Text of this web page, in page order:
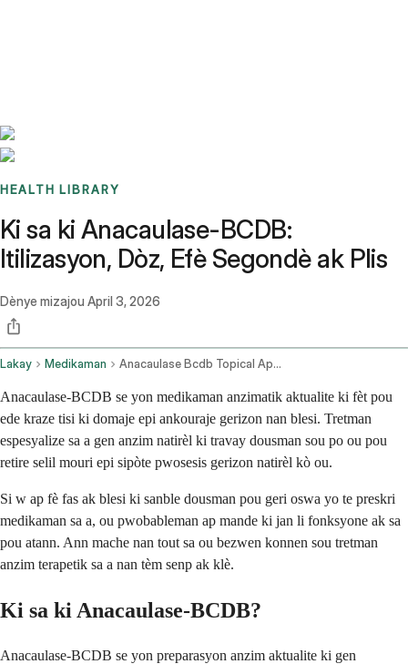
HEALTH LIBRARY
Ki sa ki Anacaulase-BCDB:
Itilizasyon, Dòz, Efè Segondè ak Plis
Dènye mizajou April 3, 2026
Lakay Medikaman Anacaulase Bcdb Topical Application Route
Anacaulase-BCDB se yon medikaman anzimatik aktualite ki fèt pou
ede kraze tisi ki domaje epi ankouraje gerizon nan blesi. Tretman
espesyalize sa a gen anzim natirèl ki travay dousman sou po ou pou
retire selil mouri epi sipòte pwosesis gerizon natirèl kò ou.
Si w ap fè fas ak blesi ki sanble dousman pou geri oswa yo te preskri
medikaman sa a, ou pwobableman ap mande ki jan li fonksyone ak sa
pou atann. Ann mache nan tout sa ou bezwen konnen sou tretman
anzim terapetik sa a nan tèm senp ak klè.
Ki sa ki Anacaulase-BCDB?
Anacaulase-BCDB se yon preparasyon anzim aktualite ki gen